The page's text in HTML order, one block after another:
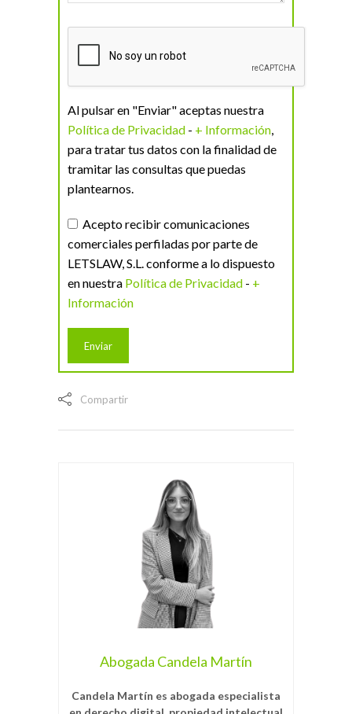
Al pulsar en "Enviar" aceptas nuestra
Política de Privacidad - + Información,
para tratar tus datos con la finalidad de
tramitar las consultas que puedas
plantearnos.
Acepto recibir comunicaciones
comerciales perfiladas por parte de
LETSLAW, S.L. conforme a lo dispuesto
en nuestra Política de Privacidad - +
Información
Compartir
Abogada Candela Martín
Candela Martín es abogada especialista